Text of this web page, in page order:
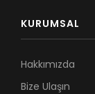
KURUMSAL
Hakkımızda
Bize Ulaşın